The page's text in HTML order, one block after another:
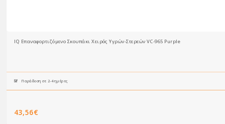
IQ Επαναφορτιζόμενο Σκουπάκι Χειρός Υγρών-Στερεών VC-965 Purple
Παράδοση σε 2-4 ημέρες
43,56€